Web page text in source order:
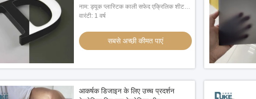
नाम: ड्यूक प्लास्टिक काली सफेद एक्रिलिक शीट
दिन रात एक्रिलिक शीट
वारंटी: 1 वर्ष
सबसे अच्छी कीमत पाएं
आकर्षक डिजाइन के लिए उच्च प्रदर्शन